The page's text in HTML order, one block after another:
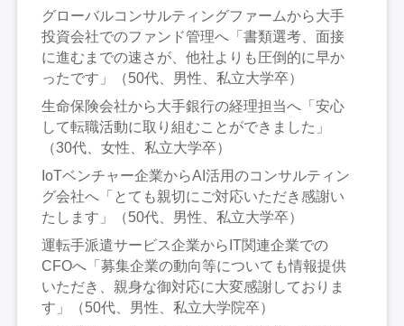
グローバルコンサルティングファームから大手
投資会社でのファンド管理へ「書類選考、面接
に進むまでの速さが、他社よりも圧倒的に早か
ったです」（50代、男性、私立大学卒）
生命保険会社から大手銀行の経理担当へ「安心
して転職活動に取り組むことができました」
（30代、女性、私立大学卒）
IoTベンチャー企業からAI活用のコンサルティン
グ会社へ「とても親切にご対応いただき感謝い
たします」（50代、男性、私立大学卒）
運転手派遣サービス企業からIT関連企業での
CFOへ「募集企業の動向等についても情報提供
いただき、親身な御対応に大変感謝しておりま
す」（50代、男性、私立大学院卒）